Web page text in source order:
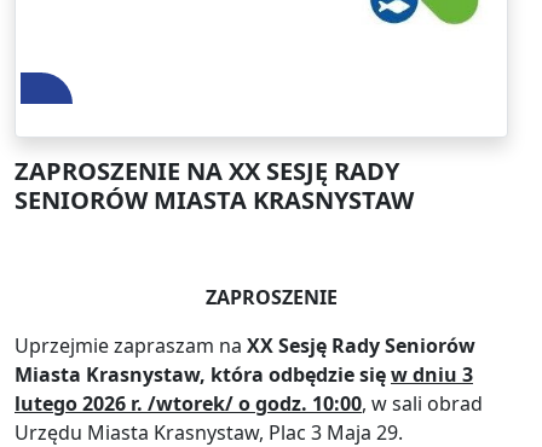
ZAPROSZENIE NA XX SESJĘ RADY
SENIORÓW MIASTA KRASNYSTAW
ZAPROSZENIE
Uprzejmie zapraszam na XX Sesję Rady Seniorów
Miasta Krasnystaw, która odbędzie sięw dniu 3
lutego 2026 r. /wtorek/ o godz. 10:00, w sali obrad
Urzędu Miasta Krasnystaw, Plac 3 Maja 29.